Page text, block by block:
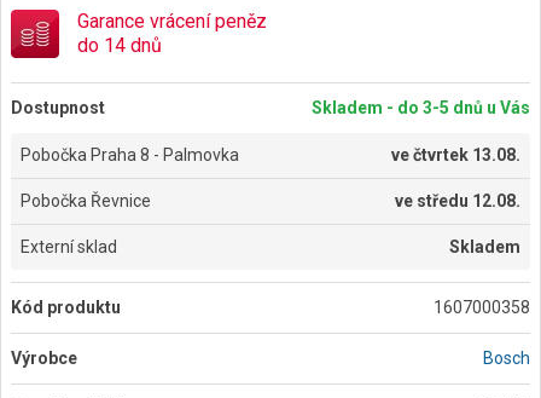
Garance vrácení peněz
do 14 dnů
Dostupnost Skladem - do 3-5 dnů u Vás
Pobočka Praha 8 - Palmovka večtvrtek 13.08.
Pobočka Řevnice ve středu 12.08.
Externí sklad Skladem
Kód produktu 1607000358
Výrobce Bosch